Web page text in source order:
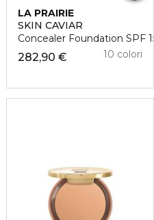
LA PRAIRIE
SKIN CAVIAR
Concealer Foundation SPF 15
282,90 € 10 colori